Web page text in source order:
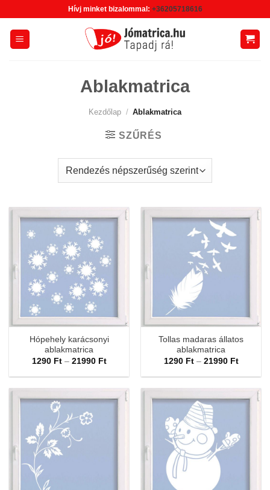
content
Hívj minket bizalommal: +36205718616
Ablakmatrica
Kezdőlap / Ablakmatrica
SZŰRÉS
Hópehely karácsonyi
ablakmatrica
1290 Ft – 21990 FtÁrtartomány:
-
Tollas madaras állatos
ablakmatrica
1290 Ft – 21990 Ft
-